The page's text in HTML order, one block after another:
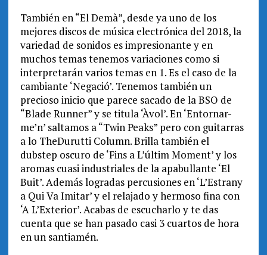
También en “El Demà”, desde ya uno de los
mejores discos de música electrónica del 2018, la
variedad de sonidos es impresionante y en
muchos temas tenemos variaciones como si
interpretarán varios temas en 1. Es el caso de la
cambiante ‘Negació’. Tenemos también un
precioso inicio que parece sacado de la BSO de
“Blade Runner” y se titula ‘Àvol’. En ‘Entornar-
me’n’ saltamos a “Twin Peaks” pero con guitarras
a lo TheDurutti Column. Brilla también el
dubstep oscuro de ‘Fins a L’últim Moment’ y los
aromas cuasi industriales de la apabullante ‘El
Buit’. Además logradas percusiones en ‘L’Estrany
a Qui Va Imitar’ y el relajado y hermoso fina con
‘A L’Exterior’. Acabas de escucharlo y te das
cuenta que se han pasado casi 3 cuartos de hora
en un santiamén.